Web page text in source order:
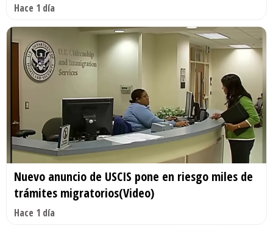
Hace 1 día
Nuevo anuncio de USCIS pone en riesgo miles de
trámites migratorios(Video)
Hace 1 día